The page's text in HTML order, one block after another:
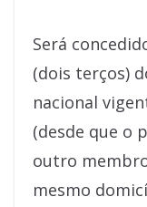
Será
(dois terços)
nacional
(desde que o
outro
mesmo